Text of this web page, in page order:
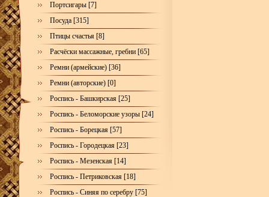
Портсигары [7]
Посуда [315]
Птицы счастья [8]
Расчёски массажные, гребни [65]
Ремни (армейские) [36]
Ремни (авторские) [0]
Роспись - Башкирская [25]
Роспись - Беломорские узоры [24]
Роспись - Борецкая [57]
Роспись - Городецкая [23]
Роспись - Мезенская [14]
Роспись - Петриковская [18]
Роспись - Синяя по серебру [75]